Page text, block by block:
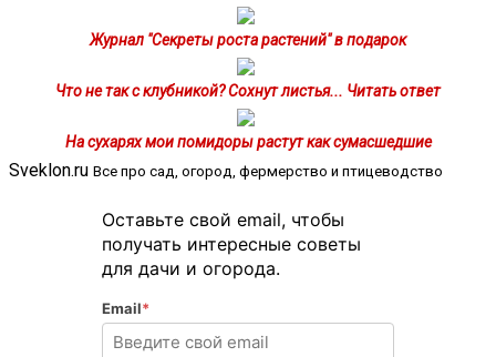
Журнал "Секреты роста растений" в подарок
Что не так с клубникой? Сохнут листья... Читать ответ
На сухарях мои помидоры растут как сумасшедшие
Sveklon.ru Все про сад, огород, фермерство и птицеводство
Оставьте свой email, чтобы
получать интересные советы
для дачи и огорода.
Email*